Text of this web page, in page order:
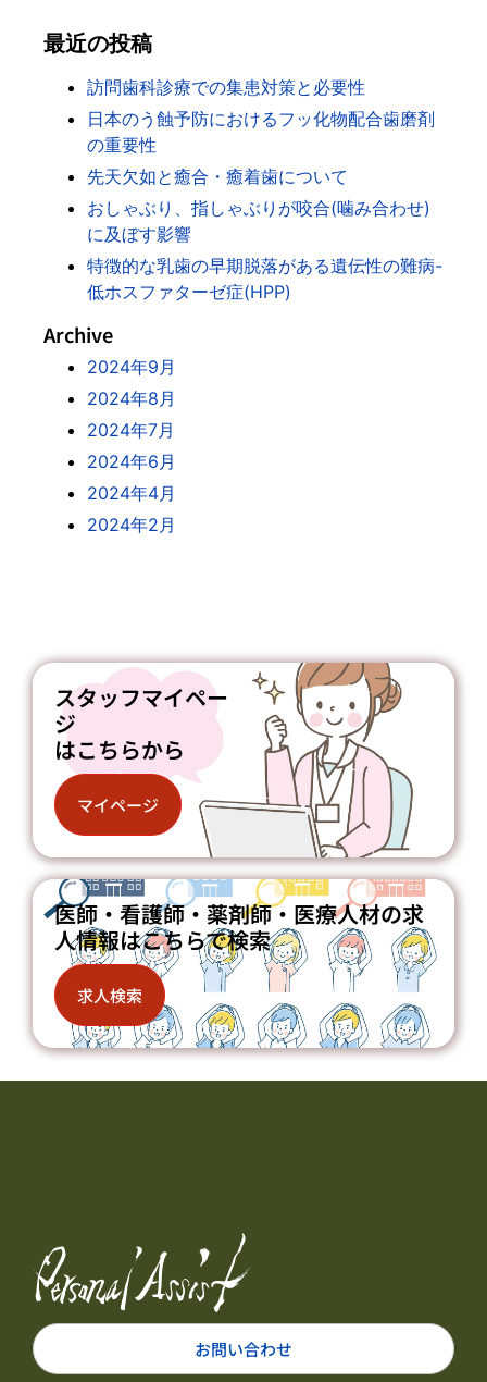
最近の投稿
訪問歯科診療での集患対策と必要性
日本のう蝕予防におけるフッ化物配合歯磨剤
の重要性
先天欠如と癒合・癒着歯について
おしゃぶり、指しゃぶりが咬合(噛み合わせ)
に及ぼす影響
特徴的な乳歯の早期脱落がある遺伝性の難病-
低ホスファターゼ症(HPP)
Archive
2024年9月
2024年8月
2024年7月
2024年6月
2024年4月
2024年2月
スタッフマイペー
ジ
はこちらから
マイページ
医師・看護師・薬剤師・医療人材の求
人情報はこちらで検索
求人検索
お問い合わせ